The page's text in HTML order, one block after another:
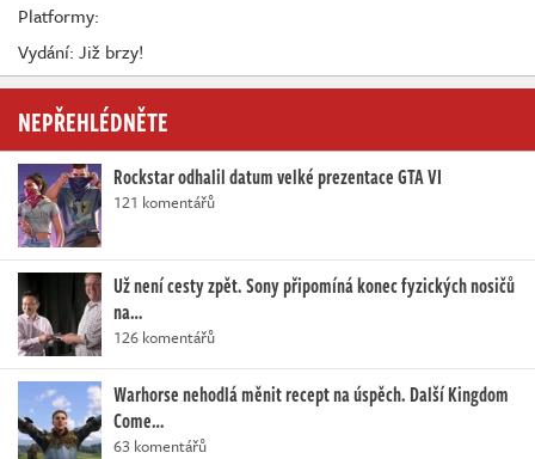
Platformy:
Vydání: Již brzy!
NEPŘEHLÉDNĚTE
Rockstar odhalil datum velké prezentace GTA VI
121 komentářů
Už není cesty zpět. Sony připomíná konec fyzických nosičů
na…
126 komentářů
Warhorse nehodlá měnit recept na úspěch. Další Kingdom
Come…
63 komentářů